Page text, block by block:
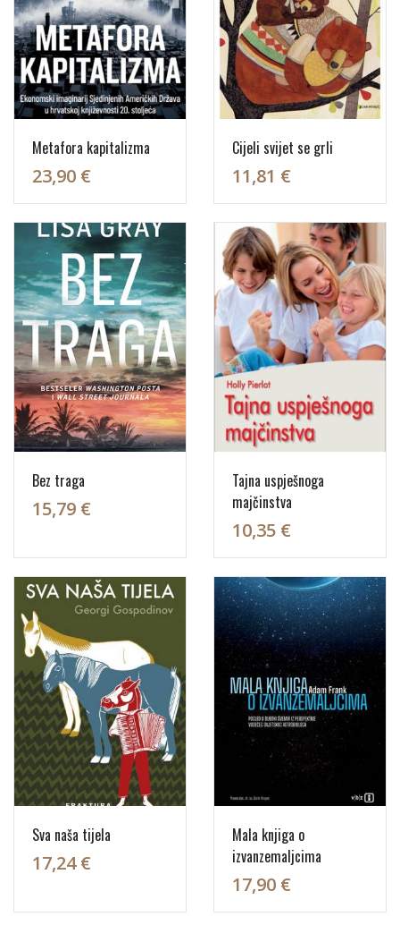
Metafora kapitalizma
23,90 €
Cijeli svijet se grli
11,81 €
Bez traga
15,79 €
Tajna uspješnoga
majčinstva
10,35 €
Sva naša tijela
17,24 €
Mala knjiga o
izvanzemaljcima
17,90 €